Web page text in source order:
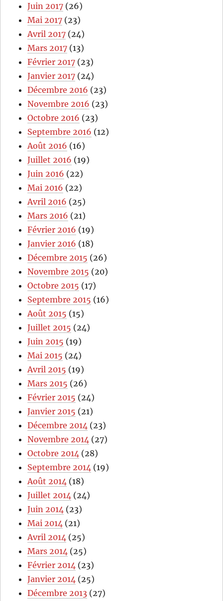
Juin 2017 (26)
Mai 2017 (23)
Avril 2017 (24)
Mars 2017 (13)
Février 2017 (23)
Janvier 2017 (24)
Décembre 2016 (23)
Novembre 2016 (23)
Octobre 2016 (23)
Septembre 2016 (12)
Août 2016 (16)
Juillet 2016 (19)
Juin 2016 (22)
Mai 2016 (22)
Avril 2016 (25)
Mars 2016 (21)
Février 2016 (19)
Janvier 2016 (18)
Décembre 2015 (26)
Novembre 2015 (20)
Octobre 2015 (17)
Septembre 2015 (16)
Août 2015 (15)
Juillet 2015 (24)
Juin 2015 (19)
Mai 2015 (24)
Avril 2015 (19)
Mars 2015 (26)
Février 2015 (24)
Janvier 2015 (21)
Décembre 2014 (23)
Novembre 2014 (27)
Octobre 2014 (28)
Septembre 2014 (19)
Août 2014 (18)
Juillet 2014 (24)
Juin 2014 (23)
Mai 2014 (21)
Avril 2014 (25)
Mars 2014 (25)
Février 2014 (23)
Janvier 2014 (25)
Décembre 2013 (27)